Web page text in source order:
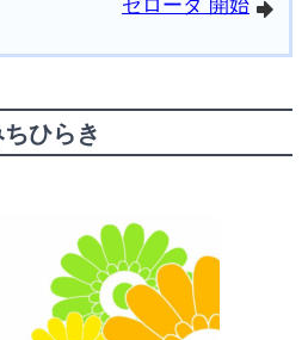
arrowright
ゼローダ 開始
ちひらき